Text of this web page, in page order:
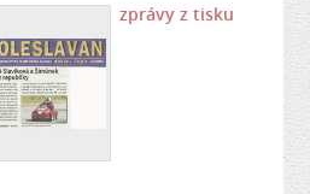
zprávy z tisku